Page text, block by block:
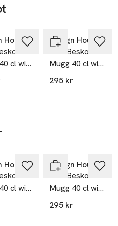
Design House Stockholm
cl with
Design House Stockholm
Elsa Beskow
Mugg 40 cl with
handle
295 kr
Design House Stockholm
cl with
Design House Stockholm
Elsa Beskow
Mugg 40 cl with
handle Mrs Dill
295 kr